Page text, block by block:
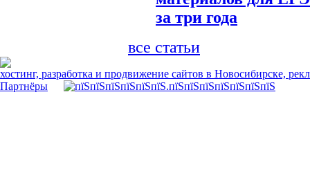
за три года
все статьи
хостинг, разработка и продвижение сайтов в Новосибирске,
Партнёры